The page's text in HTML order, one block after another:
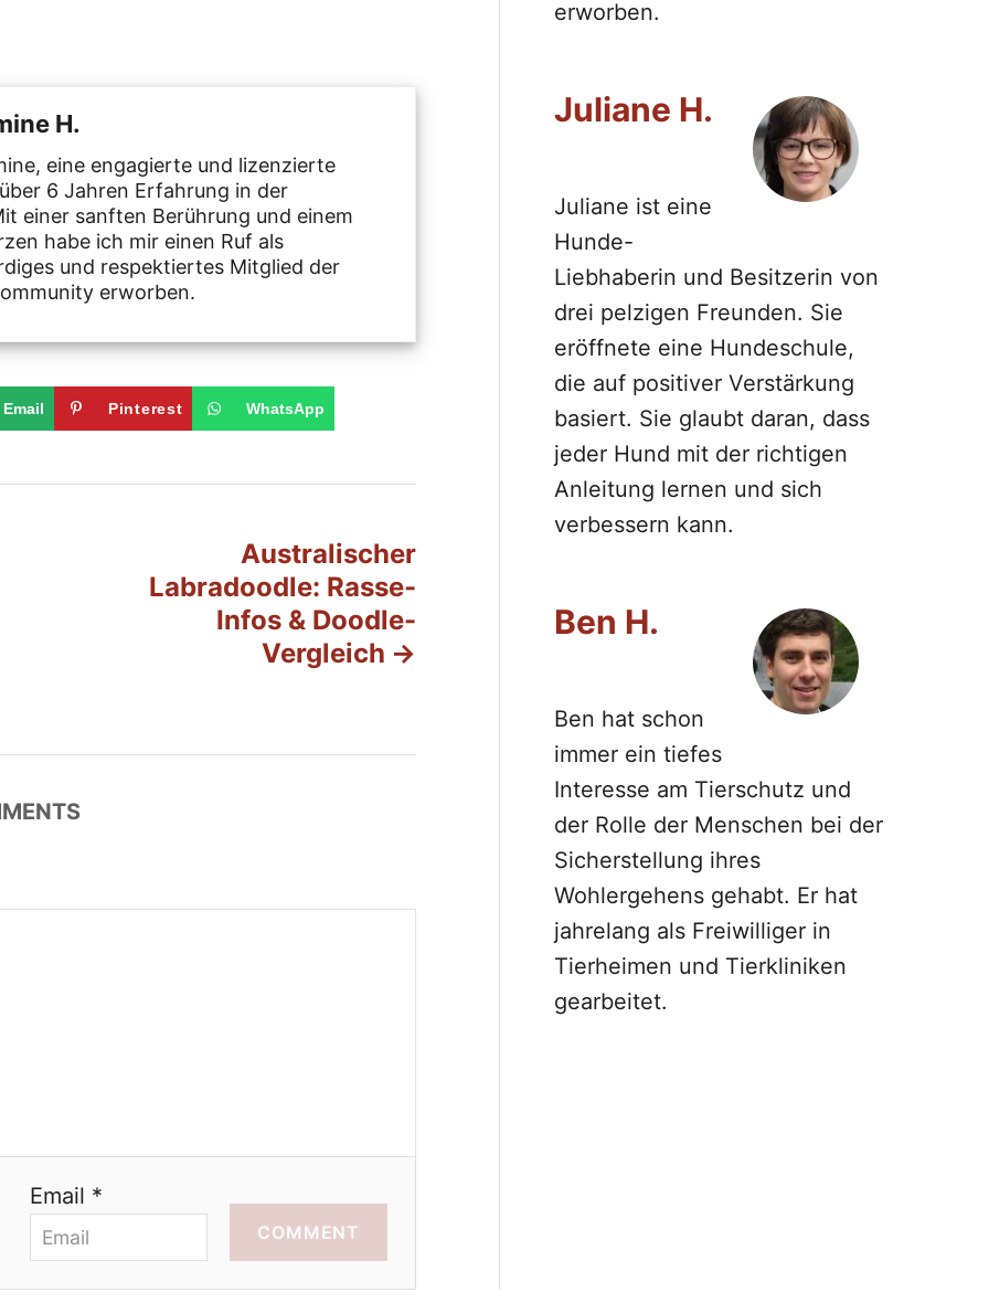
H.
eine engagierte und lizenzierte
6 Jahren Erfahrung in der
einer sanften Berührung und einem
habe ich mir einen Ruf als
und respektiertes Mitglied der
erworben.
Email Pinterest WhatsApp
Australischer
Labradoodle: Rasse-
Infos & Doodle-
Vergleich
Email *
COMMENT
erworben.
Juliane H.
Juliane ist eine
Hunde-
Liebhaberin und Besitzerin von
drei pelzigen Freunden. Sie
eröffnete eine Hundeschule,
die auf positiver Verstärkung
basiert. Sie glaubt daran, dass
jeder Hund mit der richtigen
Anleitung lernen und sich
verbessern kann.
Ben H.
Ben hat schon
immer ein tiefes
Interesse am Tierschutz und
der Rolle der Menschen bei der
Sicherstellung ihres
Wohlergehens gehabt. Er hat
jahrelang als Freiwilliger in
Tierheimen und Tierkliniken
gearbeitet.